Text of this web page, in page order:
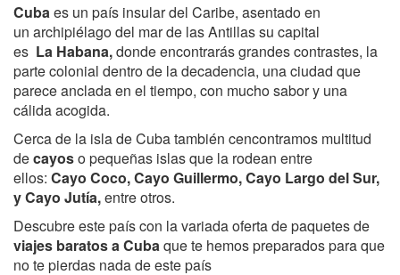
Cubaes un país insulardel Caribe, asentado en
un archipiélagodel mar de las Antillas su capital
es La Habana,donde encontrarás grandes contrastes, la
parte colonial dentro de la decadencia, una ciudad que
parece anclada en el tiempo, con mucho sabor y una
cálida acogida.
Cerca de la isla de Cuba también cencontramos multitud
decayoso pequeñas islas que la rodean entre
ellos: Cayo Coco, Cayo Guillermo, Cayo Largo del Sur,
y Cayo Jutía,entre otros.
Descubre este país con la variada oferta de paquetes de
viajes baratos a Cubaque te hemos preparados para que
no te pierdas nada de este país